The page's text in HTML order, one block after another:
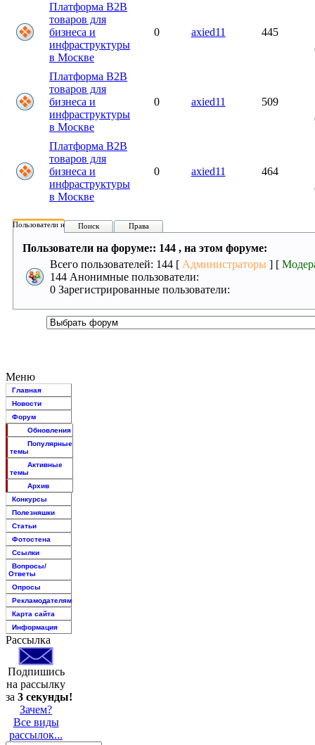
Платформа B2B
товаров для
бизнеса и
инфраструктуры
в Москве
0 axied11
445
Платформа B2B
товаров для
бизнеса и
инфраструктуры
в Москве
0 axied11
509
Платформа B2B
товаров для
бизнеса и
инфраструктуры
в Москве
0 axied11
464
Пользователи на форуме:
Поиск Права
Пользователи на форуме:: 144 , на этом форуме:
Всего пользователей: 144 [ Администраторы ] [
144 Анонимные пользователи:
0 Зарегистрированные пользователи:
Меню
Главная
Новости
Форум
Обновления
Популярные
темы
Активные
темы
Архив
Конкурсы
Полезняшки
Статьи
Фотостена
Ссылки
Вопросы/
Ответы
Опросы
Рекламодателям
Карта сайта
Информация
Рассылка
Подпишись
на рассылку
за 3 секунды!
Зачем?
Все виды
рассылок...